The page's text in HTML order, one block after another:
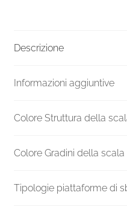
H
mm
standard
Descrizione
Informazioni aggiuntive
Colore Struttura della
Colore Gradini della scala
Tipologie piattaforme di